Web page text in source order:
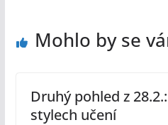
Mohlo by se
Druhý pohled z
stylech učení